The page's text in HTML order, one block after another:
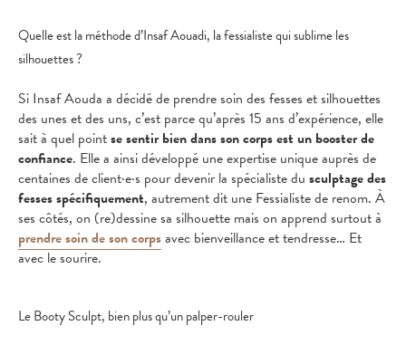
Quelle est la méthode d’Insaf Aouadi, la fessialiste qui sublime les
silhouettes ?
Si Insaf Aouda a décidé de prendre soin des fesses et silhouettes
des unes et des uns, c’est parce qu’après 15 ans d’expérience, elle
sait à quel pointse sentir bien dans son corps est un booster de
confiance. Elle a ainsi développé une expertise unique auprès de
centaines de client·e·s pour devenir la spécialiste du sculptage des
fesses spécifiquement, autrement dit une Fessialiste de renom. À
ses côtés, on (re)dessine sa silhouette mais on apprend surtout à
prendre soin de son corpsavec bienveillance et tendresse… Et
avec le sourire.
Le Booty Sculpt, bien plus qu’un palper-rouler